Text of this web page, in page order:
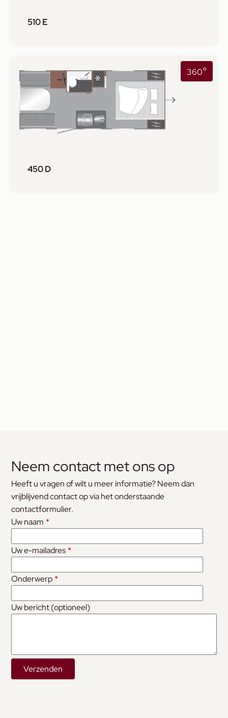
510 E
360°
450 D
Neem contact met ons op
Heeft u vragen of wilt u meer informatie? Neem dan
vrijblijvend contact op via het onderstaande
contactformulier.
Uw naam *
Uw e-mailadres *
Onderwerp *
Uw bericht (optioneel)